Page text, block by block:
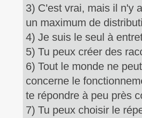
3) C'est vrai, mais il n'y
un maximum de
4) Je suis le seul à
5) Tu peux créer des
6) Tout le monde ne
concerne le
te répondre à peu près
7) Tu peux choisir le